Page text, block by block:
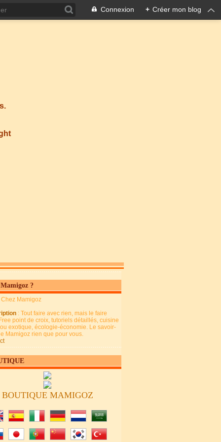
Connexion + Créer mon blog
?
Chez Mamigoz
: Tout faire avec rien, mais le faire
point de croix, tutoriels détaillés, cuisine
exotique, écologie-économie. Le savoir-
Mamigoz rien que pour vous.
BOUTIQUE MAMIGOZ